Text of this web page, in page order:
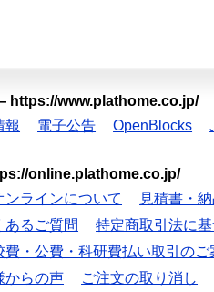
https://www.plathome.co.jp/
報 電子公告 OpenBlocks
online.plathome.co.jp/
ンラインについて
見積書・
あるご質問
特定商取引法に
費・公費・科研費払い取引のご
からの声 ご注文の取り消し